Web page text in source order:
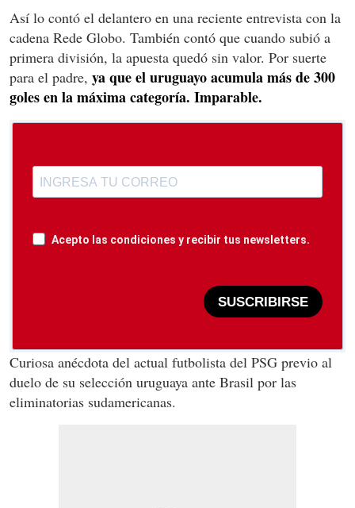
Así lo contó el delantero en una reciente entrevista con la
cadena Rede Globo. También contó que cuando subió a
primera división, la apuesta quedó sin valor. Por suerte
para el padre, ya que el uruguayo acumula más de 300
goles en la máxima categoría. Imparable.
Acepto las condiciones y recibir tus newsletters.
SUSCRIBIRSE
Curiosa anécdota del actual futbolista del PSG previo al
duelo de su selección uruguaya ante Brasil por las
eliminatorias sudamericanas.